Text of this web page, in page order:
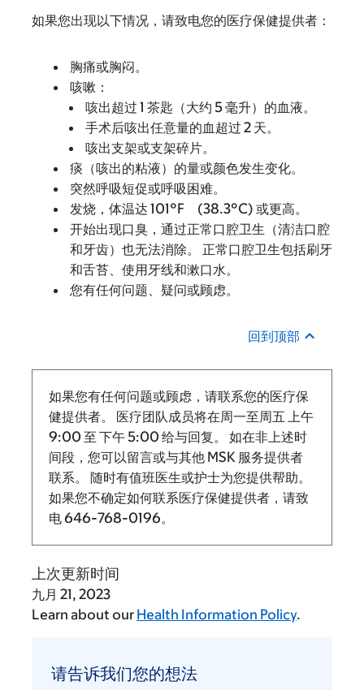
如果您出现以下情况，请致电您的医疗保健提供者：
胸痛或胸闷。
咳嗽：
咳出超过 1 茶匙（大约 5 毫升）的血液。
手术后咳出任意量的血超过 2 天。
咳出支架或支架碎片。
痰（咳出的粘液）的量或颜色发生变化。
突然呼吸短促或呼吸困难。
发烧，体温达 101°F (38.3°C) 或更高。
开始出现口臭，通过正常口腔卫生（清洁口腔
和牙齿）也无法消除。 正常口腔卫生包括刷牙
和舌苔、使用牙线和漱口水。
您有任何问题、疑问或顾虑。
回到顶部
如果您有任何问题或顾虑，请联系您的医疗保
健提供者。 医疗团队成员将在周一至周五 上午
9:00 至 下午 5:00 给与回复。
如在非上述时
间段，您可以留言或与其他 MSK 服务提供者
联系。 随时有值班医生或护士为您提供帮助。
如果您不确定如何联系医疗保健提供者，请致
电646-768-0196。
上次更新时间
九月 21, 2023
Learn about our Health Information Policy.
告
请告诉我们您的想法